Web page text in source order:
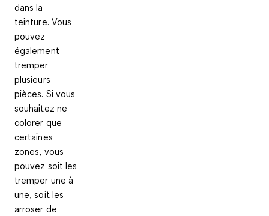
dans la
teinture. Vous
pouvez
également
tremper
plusieurs
pièces. Si vous
souhaitez ne
colorer que
certaines
zones, vous
pouvez soit les
tremper une à
une, soit les
arroser de